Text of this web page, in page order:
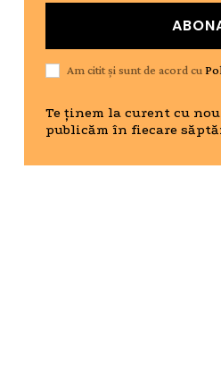
Am citit și sunt de acord cu
Te ținem la curent cu
publicăm în fiecare